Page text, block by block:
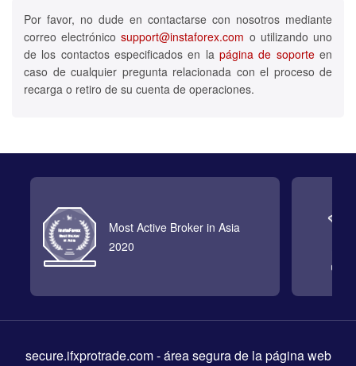
Por favor, no dude en contactarse con nosotros mediante
correo electrónicosupport@instaforex.com o utilizando uno
de los contactos especificados en la página de soporteen
caso de cualquier pregunta relacionada con el proceso de
recarga o retiro de su cuenta de operaciones.
Most Active Broker in Asia
2020
secure.ifxprotrade.com- área segura de la página web